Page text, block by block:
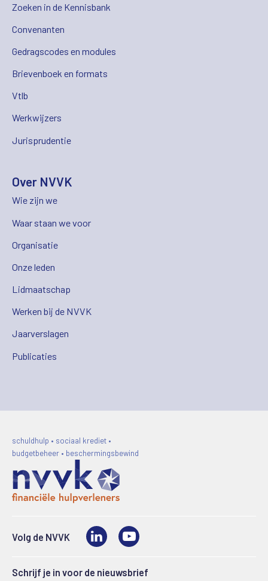
Zoeken in de Kennisbank
Convenanten
Gedragscodes en modules
Brievenboek en formats
Vtlb
Werkwijzers
Jurisprudentie
Over NVVK
Wie zijn we
Waar staan we voor
Organisatie
Onze leden
Lidmaatschap
Werken bij de NVVK
Jaarverslagen
Publicaties
schuldhulp • sociaal krediet •
budgetbeheer • beschermingsbewind
Volg de NVVK LinkedIn
Schrijf je in voor de nieuwsbrief